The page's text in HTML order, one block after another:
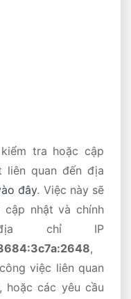
tra hoặc cập
liên quan đến địa
đây. Việc này sẽ
nhật và chính
chỉ IP
,
việc liên quan
hoặc các yêu cầu